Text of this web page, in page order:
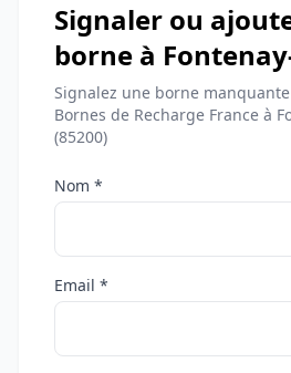
Signaler ou
borne à
Signalez une borne
Bornes de Recharge France à
(85200)
Nom *
Email *